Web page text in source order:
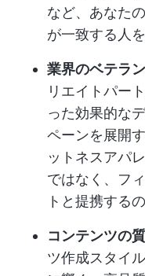
など、あなた
が一致する人
業界のベテラ
リエイトパー
った効果的な
ペーンを展開
ットネスアパ
ではなく、フ
トと提携する
コンテンツの質
ツ作成スタイ